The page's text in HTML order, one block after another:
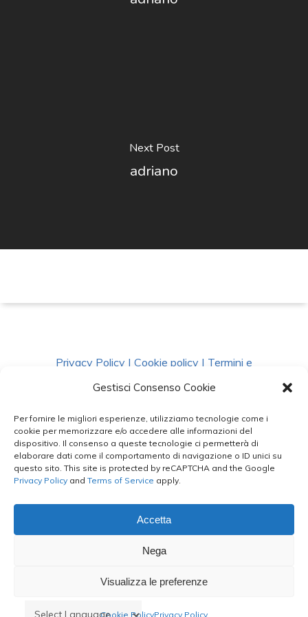
Gestisci Consenso Cookie
Per fornire le migliori esperienze, utilizziamo tecnologie come i
cookie per memorizzare e/o accedere alle informazioni del
dispositivo. Il consenso a queste tecnologie ci permetterà di
elaborare dati come il comportamento di navigazione o ID unici su
questo sito. This site is protected by reCAPTCHA and the Google
Privacy Policy and Terms of Service apply.
Accetta
Nega
Visualizza le preferenze
Cookie PolicyPrivacy Policy
Next Post
adriano
Privacy Policy | Cookie policy | Termini e
Condizioni|Richiedi Dati
facebook instagram whatsappphone
email
Le Bontà del Capo ©